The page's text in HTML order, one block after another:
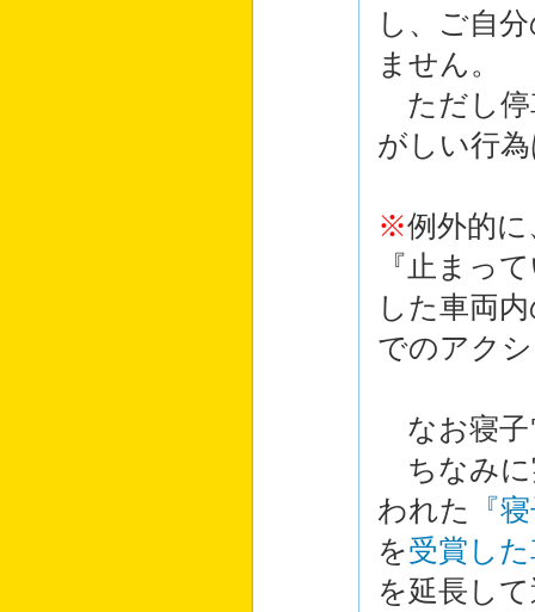
し、ご自
ません。
ただし停
がしい行
※例外的
『止まっ
した車両
でのアク
なお寝子
ちなみに
われた
『
を受賞し
を延長し